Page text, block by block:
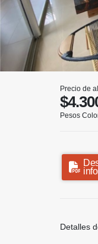
Precio de
Pesos
Detalles